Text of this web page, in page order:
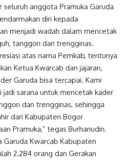
seluruh anggota Pramuka Garuda
diri kepada
menjadi wadah dalam mencetak
tanggon dan trengginas.
atas nama Pemkab, tentunya
Ketua Kwarcab dan jajaran,
Garuda bisa tercapai. Kami
sarana untuk mencetak kader
dan trengginas, sehingga
dari Kabupaten Bogor
Pramuka,” tegas Burhanudin.
Garuda Kwarcab Kabupaten
2.284 orang dan Gerakan